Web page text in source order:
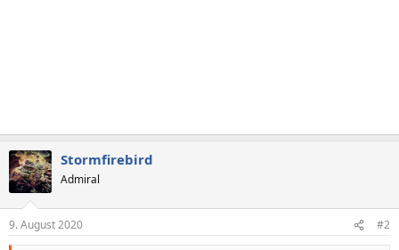
Stormfirebird
Admiral
9. August 2020 #2